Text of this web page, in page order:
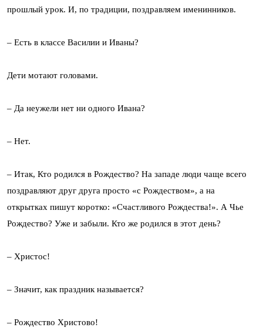
прошлый урок. И, по традиции, поздравляем именинников.
– Есть в классе Василии и Иваны?
Дети мотают головами.
– Да неужели нет ни одного Ивана?
– Нет.
– Итак, Кто родился в Рождество? На западе люди чаще всего
поздравляют друг друга просто «с Рождеством», а на
открытках пишут коротко: «Счастливого Рождества!». А Чье
Рождество? Уже и забыли. Кто же родился в этот день?
– Христос!
– Значит, как праздник называется?
– Рождество Христово!